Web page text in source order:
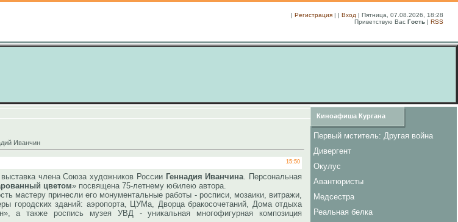
| Регистрация | | Вход | Пятница, 07.08.2026, 18:28
Приветствую Вас Гость | RSS
Иванчин
15:50
члена Союза художников России Геннадия Иванчина . Персональная
цветом» посвящена 75-летнему юбилею автора.
мастеру принесли его монументальные работы - росписи, мозаики, витражи,
городских зданий: аэропорта, ЦУМа, Дворца бракосочетаний, Дома отдыха
а также роспись музея УВД - уникальная многофигурная композиция
Киноафиша Кургана
Первый мститель: Другая война
Дивергент
Окулус
Авантюристы
Медсестра
Реальная белка